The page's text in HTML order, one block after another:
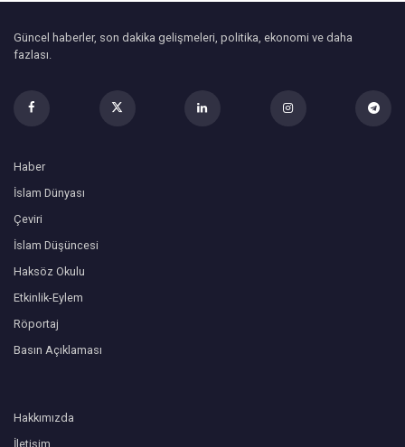
Güncel haberler, son dakika gelişmeleri, politika, ekonomi ve daha
fazlası.
Haber
İslam Dünyası
Çeviri
İslam Düşüncesi
Haksöz Okulu
Etkinlik-Eylem
Röportaj
Basın Açıklaması
Hakkımızda
İletişim